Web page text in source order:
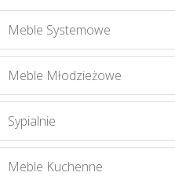
Meble Systemowe
Meble Młodzieżowe
Sypialnie
Meble Kuchenne